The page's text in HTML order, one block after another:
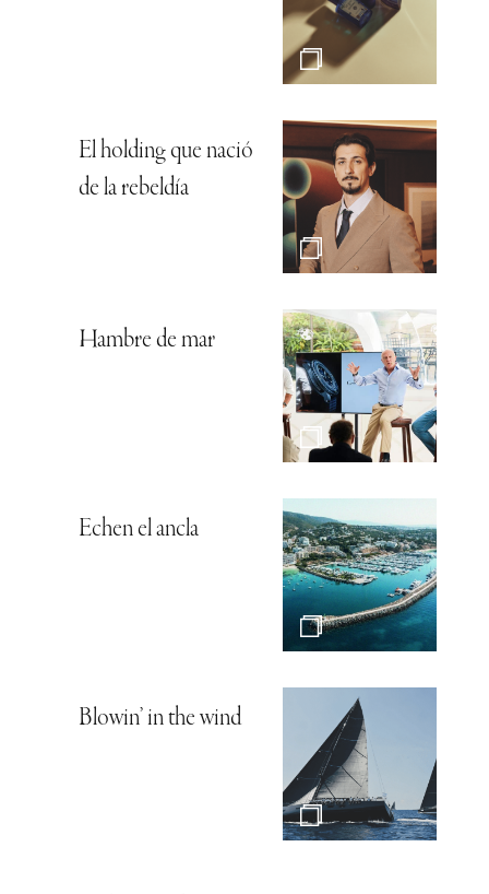
El holding que nació
de la rebeldía
Hambre de mar
Echen el ancla
Blowin’ in the wind